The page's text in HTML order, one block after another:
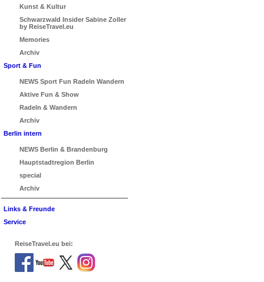
Kunst & Kultur
Schwarzwald Insider Sabine Zoller
by ReiseTravel.eu
Memories
Archiv
Sport & Fun
NEWS Sport Fun Radeln Wandern
Aktive Fun & Show
Radeln & Wandern
Archiv
Berlin intern
NEWS Berlin & Brandenburg
Hauptstadtregion Berlin
special
Archiv
Links & Freunde
Service
ReiseTravel.eu bei: